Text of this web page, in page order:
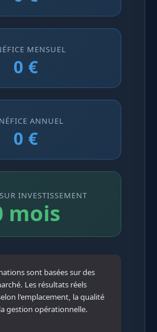
MENSUEL
0 €
ANNUEL
0 €
INVESTISSEMENT
mois
sont basées sur des
Les résultats réels
l'emplacement, la qualité
gestion opérationnelle.